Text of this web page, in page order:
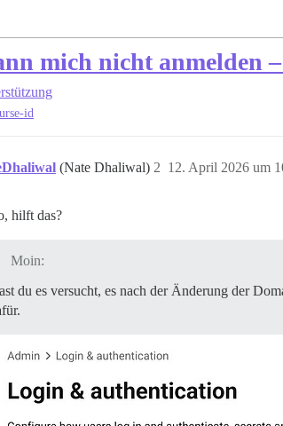
mich nicht anmelden
id
(Nate Dhaliwal) 12. April 2026 um
2
hilft das?
Moin:
du es versucht, es nach der Änderung der